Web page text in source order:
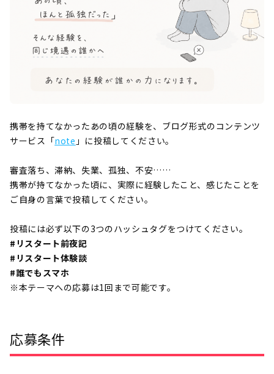
携帯を持てなかったあの頃の経験を、ブログ形式のコンテンツ
サービス「note 」に投稿してください。
審査落ち、滞納、失業、孤独、不安……
携帯が持てなかった頃に、実際に経験したこと、感じたことを
ご自身の言葉で投稿してください。
投稿には必ず以下の3つのハッシュタグをつけてください。
#リスタート前夜記
#リスタート体験談
#誰でもスマホ
※本テーマへの応募は1回まで可能です。
応募条件